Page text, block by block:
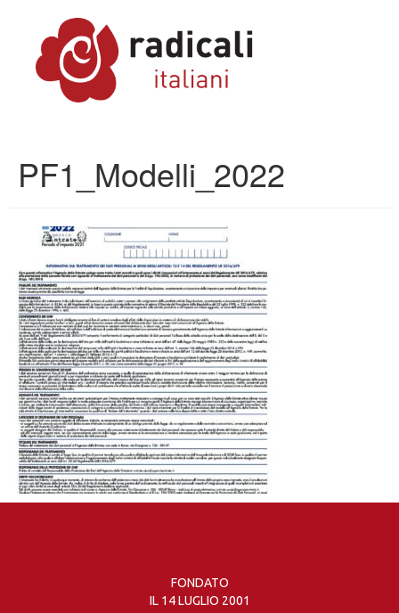
PF1_Modelli_2022
FONDATO
IL 14 LUGLIO 2001